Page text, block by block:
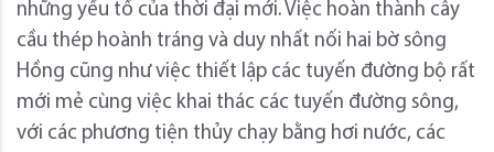
những yếu tố của thời đại mới. Việc hoàn thành cây
cầu thép hoành tráng và duy nhất nối hai bờ sông
Hồng cũng như việc thiết lập các tuyến đường bộ rất
mới mẻ cùng việc khai thác các tuyến đường sông,
với các phương tiện thủy chạy bằng hơi nước, các